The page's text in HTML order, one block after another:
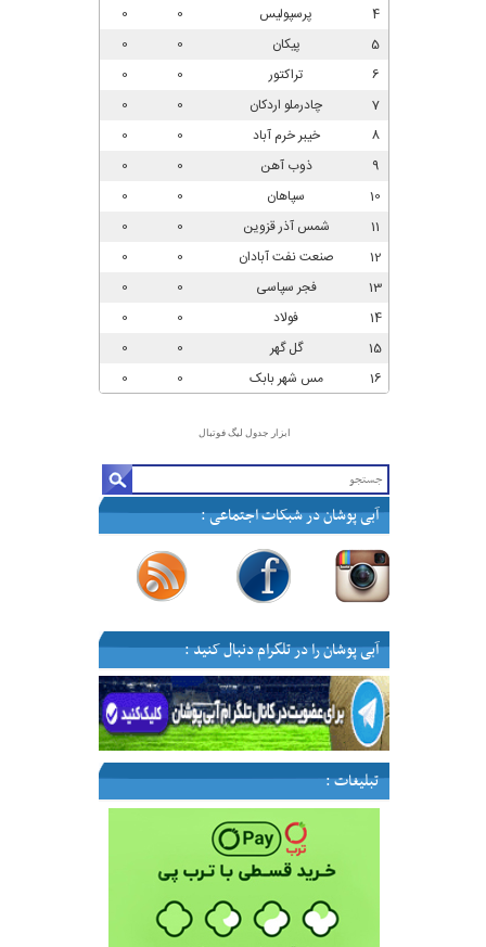
ابزار جدول لیگ فوتبال
آبی پوشان در شبکات اجتماعی :
آبی پوشان را در تلگرام دنبال کنید :
تبلیغات :